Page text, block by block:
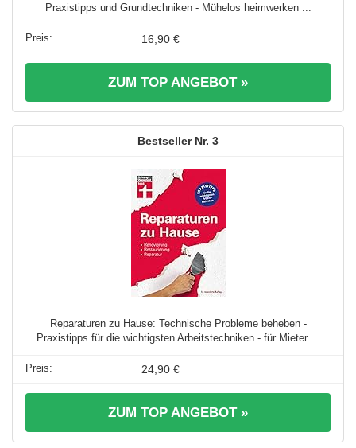
Praxistipps und Grundtechniken - Mühelos heimwerken ...
16,90 €
ZUM TOP ANGEBOT »
3
Reparaturen zu Hause: Technische Probleme beheben -
Praxistipps für die wichtigsten Arbeitstechniken - für Mieter ...
24,90 €
ZUM TOP ANGEBOT »